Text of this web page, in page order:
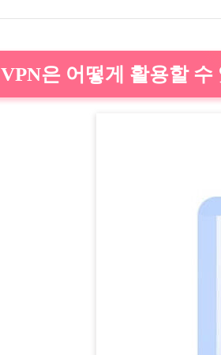
VPN은 어떻게 활용할 수